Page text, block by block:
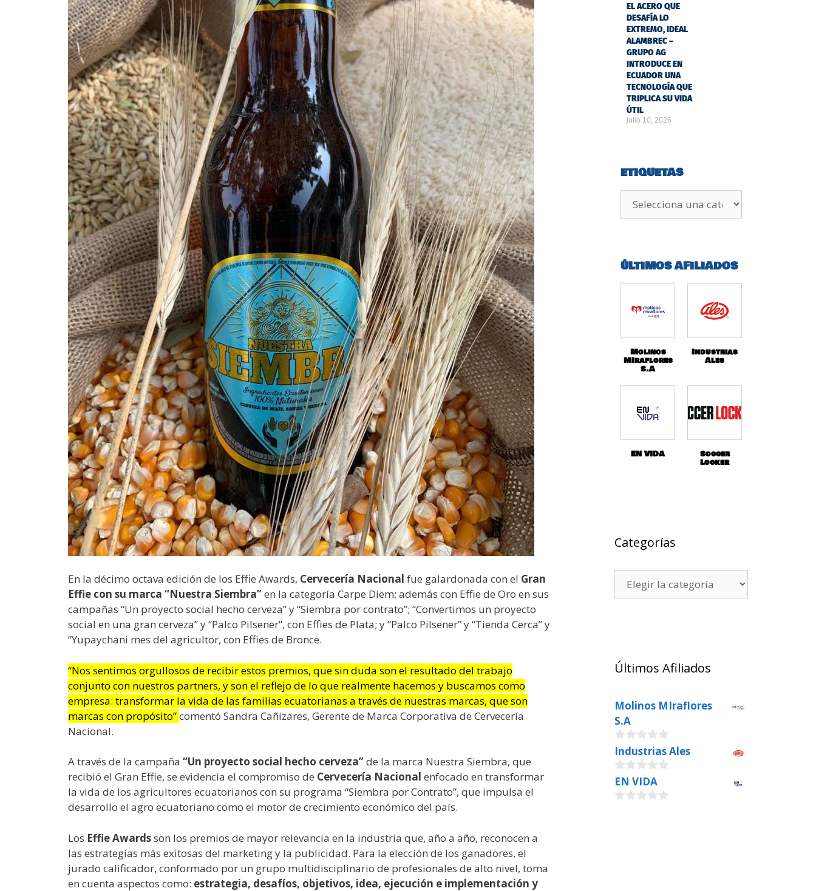
En la décimo octava edición de los Effie Awards, Cervecería Nacional fue galardonada con el Gran
Effie con su marca “Nuestra Siembra”en la categoría Carpe Diem; además con Effie de Oro en sus
campañas “Un proyecto social hecho cerveza” y “Siembra por contrato”; “Convertimos un proyecto
social en una gran cerveza” y “Palco Pilsener”, con Effies de Plata; y “Palco Pilsener” y “Tienda Cerca” y
“Yupaychani mes del agricultor, con Effies de Bronce.
“Nos sentimos orgullosos de recibir estos premios, que sin duda son el resultado del trabajo
conjunto con nuestros partners, y son el reflejo de lo que realmente hacemos y buscamos como
empresa: transformar la vida de las familias ecuatorianas a través de nuestras marcas, que son
marcas con propósito”comentó Sandra Cañizares, Gerente de Marca Corporativa de Cervecería
Nacional.
A través de la campaña “Un proyecto social hecho cerveza”de la marca Nuestra Siembra, que
recibió el Gran Effie, se evidencia el compromiso de Cervecería Nacional enfocado en transformar
la vida de los agricultores ecuatorianos con su programa “Siembra por Contrato”, que impulsa el
desarrollo el agro ecuatoriano como el motor de crecimiento económico del país.
Los Effie Awardsson los premios de mayor relevancia en la industria que, año a año, reconocen a
las estrategias más exitosas del marketing y la publicidad. Para la elección de los ganadores, el
jurado calificador, conformado por un grupo multidisciplinario de profesionales de alto nivel, toma
en cuenta aspectos como: estrategia, desafíos, objetivos, idea, ejecución e implementación y
EL ACERO QUE
DESAFÍA LO
EXTREMO, IDEAL
ALAMBREC –
GRUPO AG
INTRODUCE EN
ECUADOR UNA
TECNOLOGÍA QUE
TRIPLICA SU VIDA
ÚTIL
julio 10, 2026
ETIQUETAS
ÚLTIMOS AFILIADOS
Molinos
MIraflores
S.A
Industrias
Ales
EN VIDA Soccer
Locker
Categorías
Últimos Afiliados
Molinos MIraflores
S.A
0
o
u
t
o
f
Industrias Ales
0
o
u
EN VIDA